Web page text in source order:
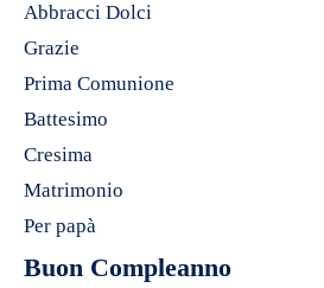
Abbracci Dolci
Grazie
Prima Comunione
Battesimo
Cresima
Matrimonio
Per papà
Buon Compleanno